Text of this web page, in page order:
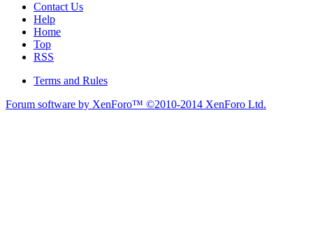
Contact Us
Help
Home
Top
RSS
Terms and Rules
Forum software by XenForo™ ©2010-2014 XenForo Ltd.